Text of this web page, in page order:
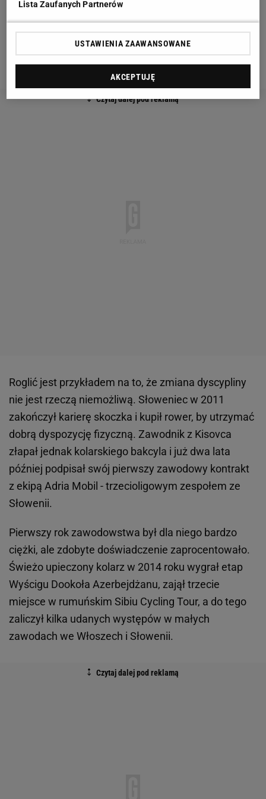
różne dyscypliny, ale jedna rzecz się nie zmienia - to
Słoweniec, który świetnie sobie radzi na górskich
etapach.
Roglić jest przykładem na to, że zmiana dyscypliny
nie jest rzeczą niemożliwą. Słoweniec w 2011
zakończył karierę skoczka i kupił rower, by utrzymać
dobrą dyspozycję fizyczną. Zawodnik z Kisovca
złapał jednak kolarskiego bakcyla i już dwa lata
później podpisał swój pierwszy zawodowy kontrakt
z ekipą Adria Mobil - trzecioligowym zespołem ze
Słowenii.
Pierwszy rok zawodowstwa był dla niego bardzo
ciężki, ale zdobyte doświadczenie zaprocentowało.
Świeżo upieczony kolarz w 2014 roku wygrał etap
Wyścigu Dookoła Azerbejdżanu, zajął trzecie
miejsce w rumuńskim Sibiu Cycling Tour, a do tego
zaliczył kilka udanych występów w małych
zawodach we Włoszech i Słowenii.
Lista Zaufanych Partnerów
USTAWIENIA ZAAWANSOWANE
AKCEPTUJĘ